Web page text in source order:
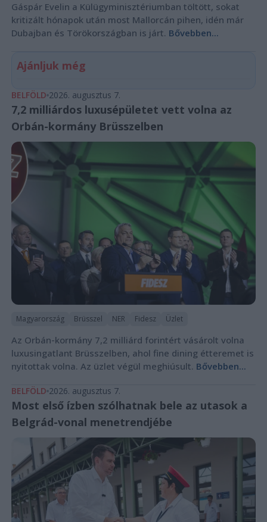
Gáspár Evelin a Külügyminisztériumban töltött, sokat
kritizált hónapok után most Mallorcán pihen, idén már
Dubajban és Törökországban is járt. Bővebben...
Ajánljuk még
BELFÖLD 2026. augusztus 7.
7,2 milliárdos luxusépületet vett volna az
Orbán-kormány Brüsszelben
Magyarország Brüsszel NER Fidesz Üzlet
Az Orbán-kormány 7,2 milliárd forintért vásárolt volna
luxusingatlant Brüsszelben, ahol fine dining étteremet is
nyitottak volna. Az üzlet végül meghiúsult. Bővebben...
BELFÖLD 2026. augusztus 7.
Most első ízben szólhatnak bele az utasok a
Belgrád-vonal menetrendjébe